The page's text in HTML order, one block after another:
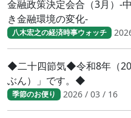
金融政策決定会合（3月）-
き金融環境の変化-
八木宏之の経済時事ウォッチ
◆二十四節気◆令和8年（
ぶん）」です。◆
季節のお便り 2026 / 03 / 16